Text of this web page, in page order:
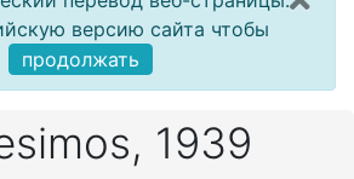
версию сайта чтобы
продолжать
1939